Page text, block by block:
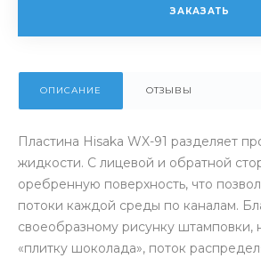
ЗАКАЗАТЬ
ОПИСАНИЕ ОТЗЫВЫ
Пластина Hisaka WX-91 разделяет
жидкости. С лицевой и обратной
оребренную поверхность, что
потоки каждой среды по каналам.
своеобразному рисунку
«плитку шоколада», поток